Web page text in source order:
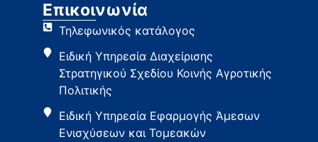
Επικοινωνία
Τηλεφωνικός κατάλογος
Ειδική Υπηρεσία Διαχείρισης
Στρατηγικού Σχεδίου Κοινής Αγροτικής
Πολιτικής
Ειδική Υπηρεσία Εφαρμογής Άμεσων
Ενισχύσεων και Τομεακών